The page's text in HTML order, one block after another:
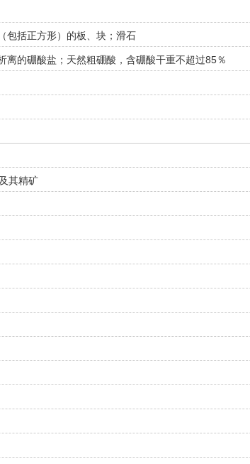
包括正方形）的板、块；滑石
的硼酸盐；天然粗硼酸，含硼酸干重不超过85％
其精矿